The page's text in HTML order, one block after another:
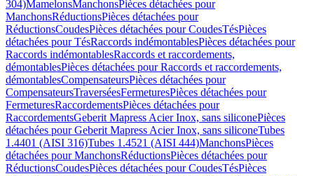
304)MamelonsManchonsPièces détachées pour
ManchonsRéductionsPièces détachées pour
RéductionsCoudesPièces détachées pour CoudesTésPièces
détachées pour TésRaccords indémontablesPièces détachées pour
Raccords indémontablesRaccords et raccordements,
démontablesPièces détachées pour Raccords et raccordements,
démontablesCompensateursPièces détachées pour
CompensateursTraverséesFermeturesPièces détachées pour
FermeturesRaccordementsPièces détachées pour
RaccordementsGeberit Mapress Acier Inox, sans siliconePièces
détachées pour Geberit Mapress Acier Inox, sans siliconeTubes
1.4401 (AISI 316)Tubes 1.4521 (AISI 444)ManchonsPièces
détachées pour ManchonsRéductionsPièces détachées pour
RéductionsCoudesPièces détachées pour CoudesTésPièces